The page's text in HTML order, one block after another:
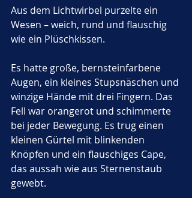
Aus dem Lichtwirbel purzelte ein
Wesen – weich, rund und flauschig
wie ein Plüschkissen.
Es hatte große, bernsteinfarbene
Augen, ein kleines Stupsnäschen und
winzige Hände mit drei Fingern. Das
Fell war orangerot und schimmerte
bei jeder Bewegung. Es trug einen
kleinen Gürtel mit blinkenden
Knöpfen und ein flauschiges Cape,
das aussah wie aus Sternenstaub
gewebt.